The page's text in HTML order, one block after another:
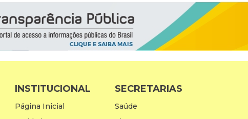
INSTITUCIONAL
Página Inicial
SECRETARIAS
Saúde